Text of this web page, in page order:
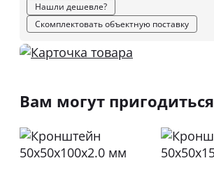
Нашли дешевле?
Скомплектовать объектную поставку
Вам могут пригодиться